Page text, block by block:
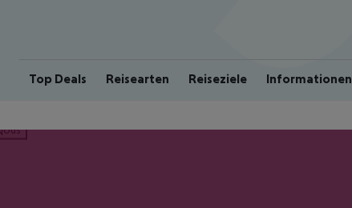
Top Deals Reisearten Reiseziele Informationen